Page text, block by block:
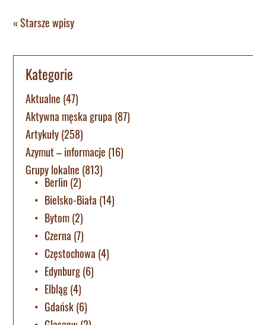
« Starsze wpisy
Kategorie
Aktualne (47)
Aktywna męska grupa (87)
Artykuły(258)
Azymut – informacje (16)
Grupy lokalne (813)
Berlin (2)
Bielsko-Biała (14)
Bytom(2)
Czerna (7)
Częstochowa (4)
Edynburg(6)
Elbląg(4)
Gdańsk(6)